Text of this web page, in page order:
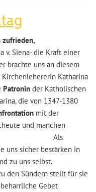
zufrieden,
die Kraft einer
brachte uns an diesem
Katharina
Patronin der Katholischen
die von 1347-1380
mit der
und manchen
Als
uns sicher bestärken in
zu uns selbst.
den Sündern stellt für sie
Gebet